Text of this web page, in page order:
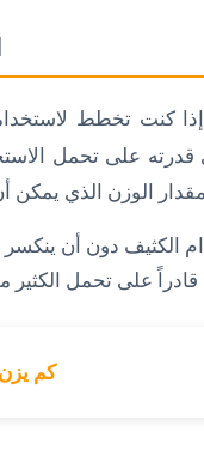
كنت تخطط
على تحمل
دون أن ينكسر
كم